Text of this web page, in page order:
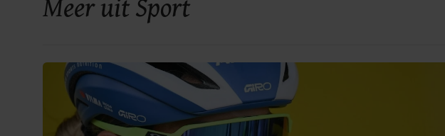
Meer uit Sport